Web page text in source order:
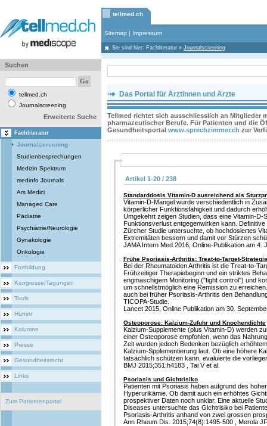
tellmed.ch
Sitemap | Impressum
Sie sind hier: Fachliteratur » Journalscreening
Suchen
tellmed.ch
Journalscreening
Erweiterte Suche
Fachliteratur
Journalscreening
Studienbesprechungen
Medizin Spektrum
medinfo Journals
Ars Medici
Managed Care
Pädiatrie
Psychiatrie/Neurologie
Gynäkologie
Onkologie
Fortbildung
Kongresse/Tagungen
Tools
Humor
Kolumne
Presse
Gesundheitsrecht
Links
Zum Patientenportal
Das Portal für Ärztinnen und Ärzte
Tellmed richtet sich ausschliesslich an Mitglieder
pharmazeutischer Berufe. Für Patienten und die
Gesundheitsportal www.sprechzimmer.ch zur
Artikel 1-20 / 238
Standarddosis Vitamin-D ausreichend als
Vitamin-D-Mangel wurde verschiedentlich in
körperlicher Funktionsfähigkeit und dadurch
Umgekehrt zeigen Studien, dass eine Vitamin-D-
Funktionsverlust entgegenwirken kann.
Zürcher Studie untersuchte, ob hochdosiertes
Extremitäten bessern und damit vor Stürzen
JAMA Intern Med 2016, Online-Publikation am 4.
Frühe Psoriasis-Arthritis: Treat-to-Target-
Bei der Rheumatoiden Arthritis ist die Treat-to-
Frühzeitiger Therapiebeginn und ein striktes
engmaschigem Monitoring (''tight control'') und
um schnellstmöglich eine Remission zu
auch bei früher Psoriasis-Arthritis den
TICOPA-Studie.
Lancet 2015, Online Publikation am 30.
Osteoporose: Kalzium-Zufuhr und Knochendichte
Kalzium-Supplemente (plus Vitamin-D) werden
einer Osteoporose empfohlen, wenn das
Zeit wurden jedoch Bedenken bezüglich
Kalzium-Spplementierung laut. Ob eine höhere
tatsächlich schützen kann, evaluierte die
BMJ 2015;351:h4183 , Tai V et al.
Psoriasis und Gichtrisiko
Patienten mit Psoriasis haben aufgrund des
Hyperurikämie. Ob damit auch ein erhöhtes
prospektiver Daten noch unklar. Eine aktuelle
Diseases untersuchte das Gichtrisiko bei
Psoriasis-Arthritis anhand von zwei grossen
Ann Rheum Dis. 2015;74(8):1495-500 , Merola